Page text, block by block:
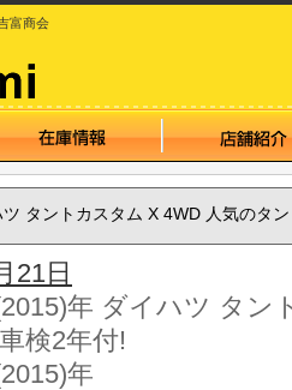
富商会
タントカスタム X 4WD 人気のタ
21日
年 ダイハツ タン
検2年付!
年